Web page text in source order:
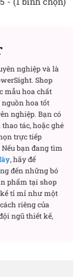
nghiệp và là
. Shop
mẫu hoa chất
hoa tốt
nghiệp. Bạn có
tác, hoặc ghé
trực tiếp
bạn đang tìm
, hãy để
đến những bó
phẩm tại shop
kế tỉ mỉ như một
riêng của
ngũ thiết kế,